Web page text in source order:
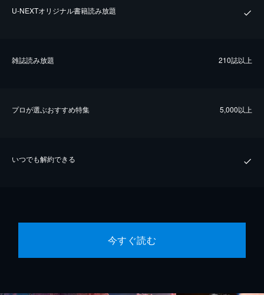
U-NEXTオリジナル書籍読み放題
雑誌読み放題 210誌以上
プロが選ぶおすすめ特集 5,000以上
いつでも解約できる
今すぐ読む